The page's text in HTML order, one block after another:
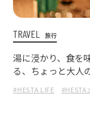
TRAVEL 旅行
湯に浸かり、食を
る、ちょっと大人
#HESTA LIFE #HESTA